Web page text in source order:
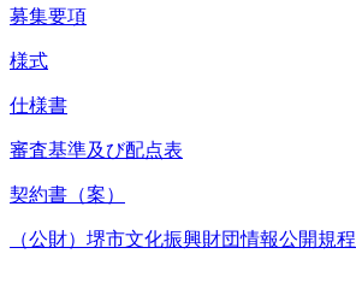
募集要項
様式
仕様書
審査基準及び配点表
契約書（案）
（公財）堺市文化振興財団情報公開規程